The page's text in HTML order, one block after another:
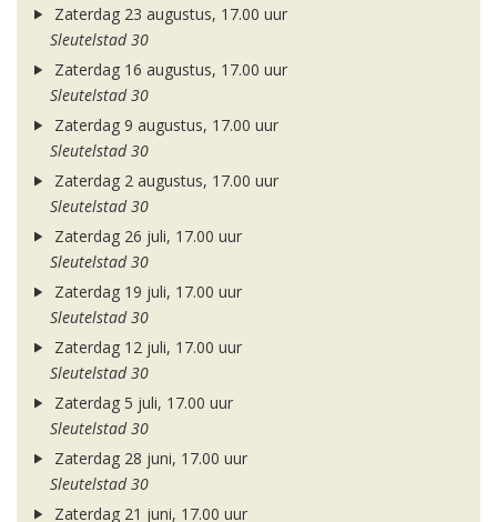
Zaterdag 23 augustus, 17.00 uur
Sleutelstad 30
Zaterdag 16 augustus, 17.00 uur
Sleutelstad 30
Zaterdag 9 augustus, 17.00 uur
Sleutelstad 30
Zaterdag 2 augustus, 17.00 uur
Sleutelstad 30
Zaterdag 26 juli, 17.00 uur
Sleutelstad 30
Zaterdag 19 juli, 17.00 uur
Sleutelstad 30
Zaterdag 12 juli, 17.00 uur
Sleutelstad 30
Zaterdag 5 juli, 17.00 uur
Sleutelstad 30
Zaterdag 28 juni, 17.00 uur
Sleutelstad 30
Zaterdag 21 juni, 17.00 uur